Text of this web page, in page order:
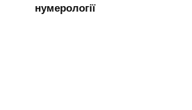
нумерології